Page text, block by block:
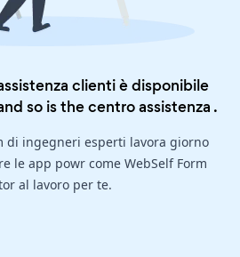
clienti è disponibile
so is thecentro assistenza .
di ingegneri esperti lavora giorno
le app powr come WebSelf Form
al lavoro per te.